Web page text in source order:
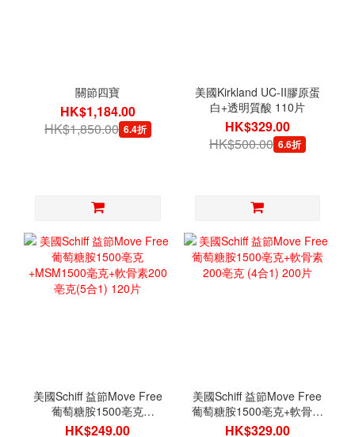
關節四寶
HK$1,184.00
HK$1,850.00 6.4折
美國Kirkland UC-II膠原蛋
白+透明質酸 110片
HK$329.00
HK$500.00 6.6折
美國Schiff 益節Move Free
葡萄糖胺1500亳克
+MSM1500毫克+軟骨素
HK$249.00
美國Schiff 益節Move Free
葡萄糖胺1500亳克+軟骨素
200亳克 (4合1) 200片
HK$329.00